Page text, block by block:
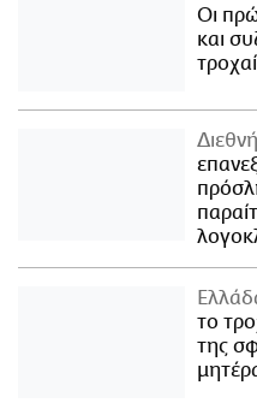
Οι
και
Διεθνή
το
της